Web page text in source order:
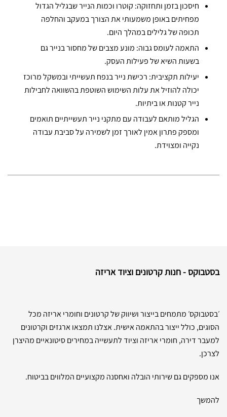
חיסכון בזמן ותחזוקה: קוטרו וכמות הנייר שבגליל הגדול
מפחיתים באופן משמעותי את הצורך במעקב והחלפה
תכופה של גלילים במהלך היום.
התאמה לעומס גבוה: מונע מצבים של מחסור בנייר גם
בשעות השיא של פעילות העסק.
יעילות תקציבית: רכישת נייר בנפח תעשייתי ובמשקל מרוכז
יכולה להוזיל את עלות השימוש השוטפת בהשוואה לחבילות
נייר קטנות או ביתיות.
הגליל מותאם לעבודה עם מתקני נייר תעשייתיים תואמים
ומספק פתרון אמין לאורך זמן לשמירה על סביבת עבודה
נקייה ומצוידת.
בסטבוקס - חנות קרטונים וציוד אריזה
׳בסטבוקס׳ מתמחים בייצור ושיווק של קרטונים וחומרי אריזה מכל
הסוגים, כולל ייצור בהתאמה אישית. אצלנו תמצאו ארגזים וקרטונים
למעבר דירה, חומרי אריזה וציוד לתעשייה במחירים סיטונאיים מהיצרן
לצרכן.
אנו מספקים גם שירותי הובלה ואחסנה מקצועיים המלווים בביטוח.
להמשך